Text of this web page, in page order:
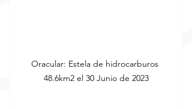
Oracular: Estela de hidrocarburos
48.6km2 el 30 Junio de 2023